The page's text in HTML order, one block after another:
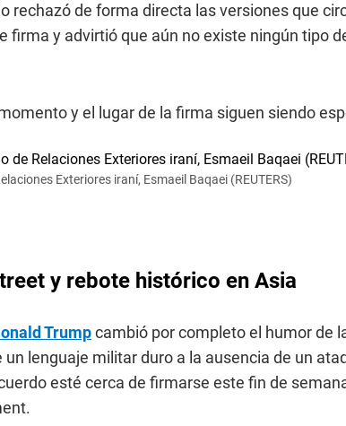
rechazó de forma directa las versiones que
firma y advirtió que aún no existe ningún tipo
y el lugar de la firma siguen siendo
Exteriores iraní, Esmaeil Baqaei (REUTERS)
y rebote histórico en Asia
Trumpcambió por completo el humor de
lenguaje militar duro a la ausencia de un
esté cerca de firmarse este fin de